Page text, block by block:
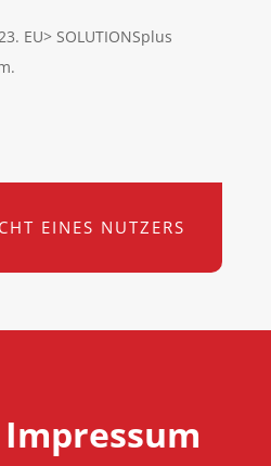
EU> SOLUTIONSplus
EINES NUTZERS